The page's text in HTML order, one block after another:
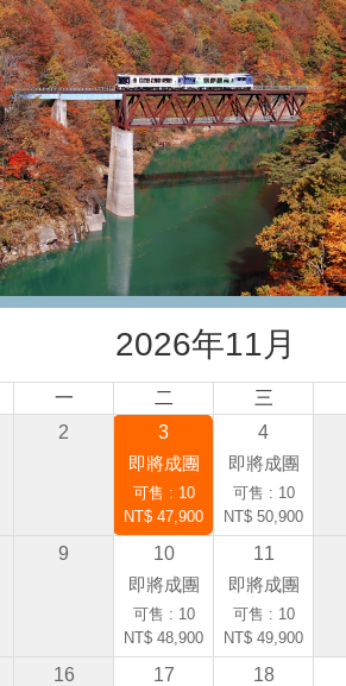
2026年11月
一 二 三
2
3
即將成團
可售 : 10
NT$ 47,900
4
即將成團
可售 : 10
NT$ 50,900
9
10
即將成團
可售 : 10
NT$ 48,900
11
即將成團
可售 : 10
NT$ 49,900
16
17
18